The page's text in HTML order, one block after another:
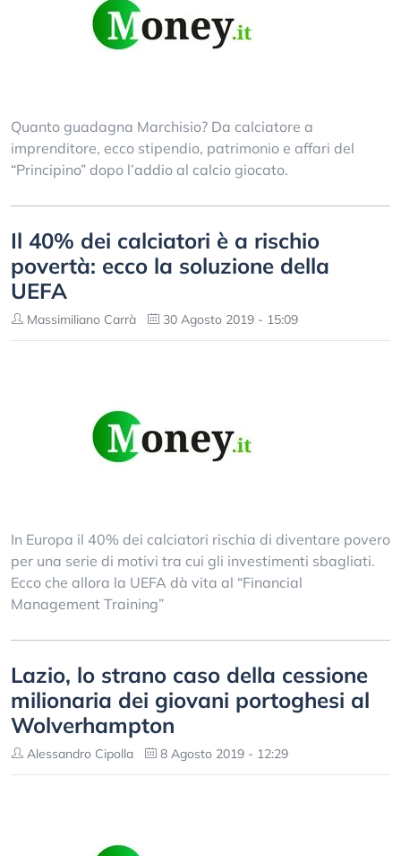
Quanto guadagna Marchisio? Da calciatore a
imprenditore, ecco stipendio, patrimonio e affari del
“Principino” dopo l’addio al calcio giocato.
Il 40% dei calciatori è a rischio
povertà: ecco la soluzione della
UEFA
Massimiliano Carrà 30 Agosto 2019 - 15:09
In Europa il 40% dei calciatori rischia di diventare povero
per una serie di motivi tra cui gli investimenti sbagliati.
Ecco che allora la UEFA dà vita al “Financial
Management Training”
Lazio, lo strano caso della cessione
milionaria dei giovani portoghesi al
Wolverhampton
Alessandro Cipolla 8 Agosto 2019 - 12:29